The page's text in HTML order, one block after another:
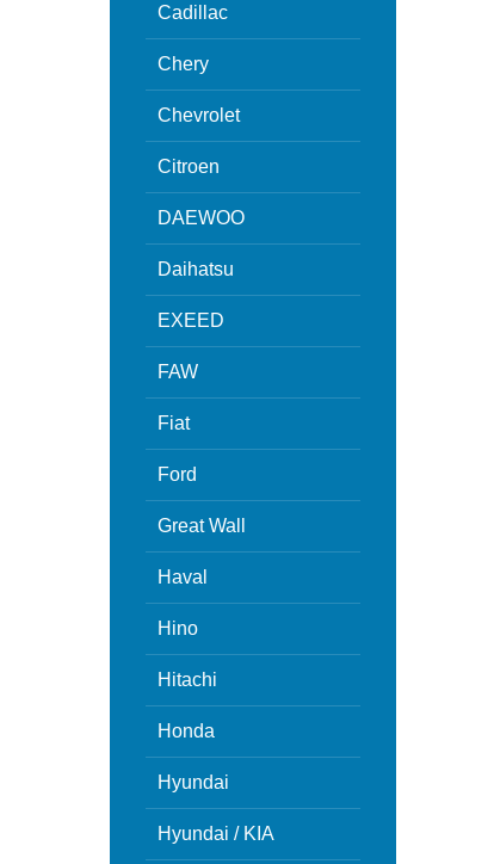
Cadillac
Chery
Chevrolet
Citroen
DAEWOO
Daihatsu
EXEED
FAW
Fiat
Ford
Great Wall
Haval
Hino
Hitachi
Honda
Hyundai
Hyundai / KIA